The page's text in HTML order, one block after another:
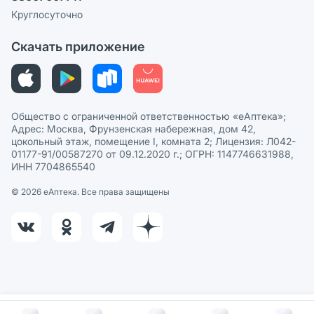
Политика рекомендаций
Этика и соответствие
Политика в отношении обработки персональных данных
Круглосуточно
Скачать приложение
Общество с ограниченной ответственностью «еАптека»;
Адрес: Москва, Фрунзенская набережная, дом 42,
цокольный этаж, помещение I, комната 2; Лицензия: Л042-
01177-91/00587270 от 09.12.2020 г.; ОГРН: 1147746631988,
ИНН 7704865540
© 2026 eАптека. Все права защищены